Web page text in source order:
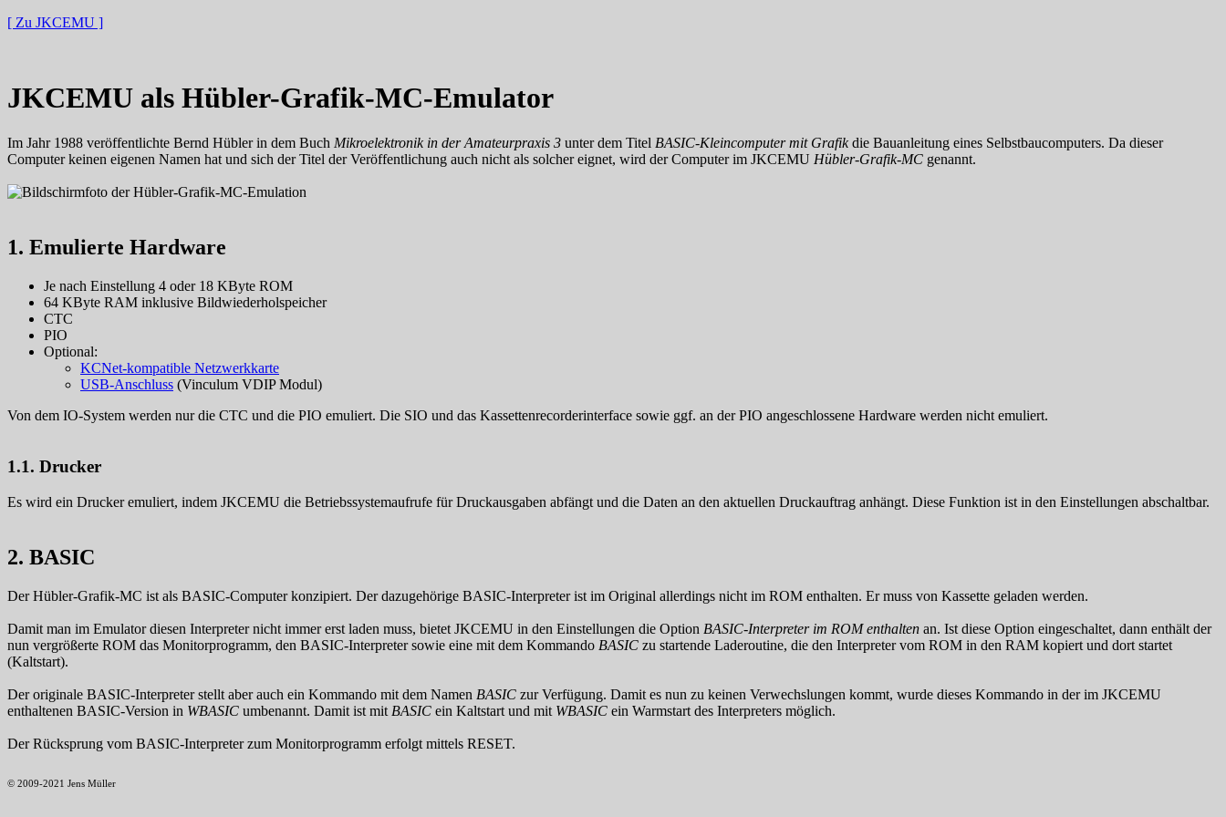
[ Zu JKCEMU ]
JKCEMU als Hübler-Grafik-MC-Emulator
Im Jahr 1988 veröffentlichte Bernd Hübler in dem Buch Mikroelektronik in der Amateurpraxis 3 unter dem Titel BASIC-Kleincomputer mit Grafikdie Bauanleitung eines Selbstbaucomputers. Da dieser
Computer keinen eigenen Namen hat und sich der Titel der Veröffentlichung auch nicht als solcher eignet, wird der Computer im JKCEMU Hübler-Grafik-MC genannt.
1. Emulierte Hardware
Je nach Einstellung 4 oder 18 KByte ROM
64 KByte RAM inklusive Bildwiederholspeicher
CTC
PIO
Optional:
KCNet-kompatible Netzwerkkarte
USB-Anschluss (Vinculum VDIP Modul)
Von dem IO-System werden nur die CTC und die PIO emuliert. Die SIO und das Kassettenrecorderinterface sowie ggf. an der PIO angeschlossene Hardware werden nicht emuliert.
1.1. Drucker
Es wird ein Drucker emuliert, indem JKCEMU die Betriebssystemaufrufe für Druckausgaben abfängt und die Daten an den aktuellen Druckauftrag anhängt. Diese Funktion ist in den Einstellungen abschaltbar.
2. BASIC
Der Hübler-Grafik-MC ist als BASIC-Computer konzipiert. Der dazugehörige BASIC-Interpreter ist im Original allerdings nicht im ROM enthalten. Er muss von Kassette geladen werden.
Damit man im Emulator diesen Interpreter nicht immer erst laden muss, bietet JKCEMU in den Einstellungen die Option BASIC-Interpreter im ROM enthalten an. Ist diese Option eingeschaltet, dann enthält der
nun vergrößerte ROM das Monitorprogramm, den BASIC-Interpreter sowie eine mit dem Kommando BASIC zu startende Laderoutine, die den Interpreter vom ROM in den RAM kopiert und dort startet
(Kaltstart).
Der originale BASIC-Interpreter stellt aber auch ein Kommando mit dem Namen BASIC zur Verfügung. Damit es nun zu keinen Verwechslungen kommt, wurde dieses Kommando in der im JKCEMU
enthaltenen BASIC-Version in WBASIC umbenannt. Damit ist mit BASIC ein Kaltstart und mit WBASIC ein Warmstart des Interpreters möglich.
Der Rücksprung vom BASIC-Interpreter zum Monitorprogramm erfolgt mittels RESET.
© 2009-2021 Jens Müller